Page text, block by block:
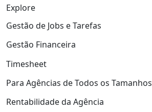
Explore
Gestão de Jobs e Tarefas
Gestão Financeira
Timesheet
Para Agências de Todos os Tamanhos
Rentabilidade da Agência